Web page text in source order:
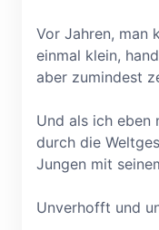
Vor Jahren, man
einmal klein,
aber zumindest
Und als ich eben
durch die
Jungen mit
Unverhofft und